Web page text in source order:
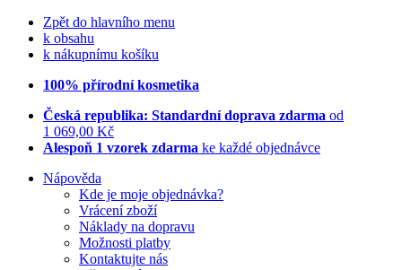
Zpět do hlavního menu
k obsahu
k nákupnímu košíku
100% přírodní kosmetika
Česká republika: Standardní doprava zdarma od
1 069,00 Kč
Alespoň 1 vzorek zdarma ke každé objednávce
Nápověda
Kde je moje objednávka?
Vrácení zboží
Náklady na dopravu
Možnosti platby
Kontaktujte nás